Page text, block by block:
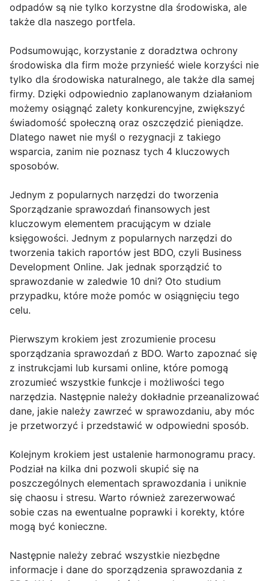
odpadów są nie tylko korzystne dla środowiska, ale
także dla naszego portfela.
Podsumowując, korzystanie z doradztwa ochrony
środowiska dla firm może przynieść wiele korzyści nie
tylko dla środowiska naturalnego, ale także dla samej
firmy. Dzięki odpowiednio zaplanowanym działaniom
możemy osiągnąć zalety konkurencyjne, zwiększyć
świadomość społeczną oraz oszczędzić pieniądze.
Dlatego nawet nie myśl o rezygnacji z takiego
wsparcia, zanim nie poznasz tych 4 kluczowych
sposobów.
Jednym z popularnych narzędzi do tworzenia
Sporządzanie sprawozdań finansowych jest
kluczowym elementem pracującym w dziale
księgowości. Jednym z popularnych narzędzi do
tworzenia takich raportów jest BDO, czyli Business
Development Online. Jak jednak sporządzić to
sprawozdanie w zaledwie 10 dni? Oto studium
przypadku, które może pomóc w osiągnięciu tego
celu.
Pierwszym krokiem jest zrozumienie procesu
sporządzania sprawozdań z BDO. Warto zapoznać się
z instrukcjami lub kursami online, które pomogą
zrozumieć wszystkie funkcje i możliwości tego
narzędzia. Następnie należy dokładnie przeanalizować
dane, jakie należy zawrzeć w sprawozdaniu, aby móc
je przetworzyć i przedstawić w odpowiedni sposób.
Kolejnym krokiem jest ustalenie harmonogramu pracy.
Podział na kilka dni pozwoli skupić się na
poszczególnych elementach sprawozdania i uniknie
się chaosu i stresu. Warto również zarezerwować
sobie czas na ewentualne poprawki i korekty, które
mogą być konieczne.
Następnie należy zebrać wszystkie niezbędne
informacje i dane do sporządzenia sprawozdania z